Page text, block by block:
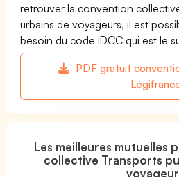
retrouver la convention
urbains de voyageurs, il est
besoin du code IDCC qui est le
PDF gratuit
Les meilleures mutuelles
collective Transports